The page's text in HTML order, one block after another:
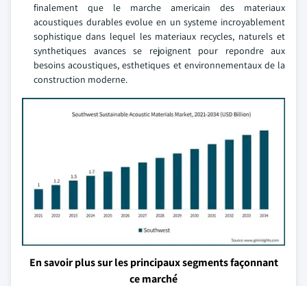
finalement que le marche americain des materiaux
acoustiques durables evolue en un systeme incroyablement
sophistique dans lequel les materiaux recycles, naturels et
synthetiques avances se rejoignent pour repondre aux
besoins acoustiques, esthetiques et environnementaux de la
construction moderne.
En savoir plus sur les principaux segments façonnant
ce marché